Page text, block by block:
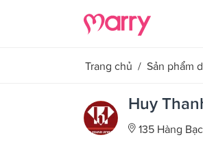
Trang chủ / Sản phẩm
Huy
135 Hàng